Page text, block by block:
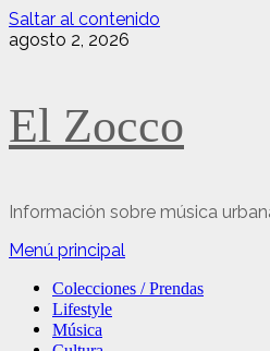
Saltar al contenido
agosto 2, 2026
El Zocco
Información sobre música
Menú principal
Colecciones / Prendas
Lifestyle
Música